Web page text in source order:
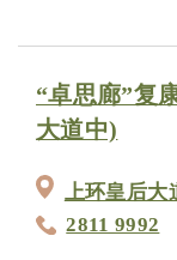
“卓思廊”复
大道中)
上环皇后大
2811 9992